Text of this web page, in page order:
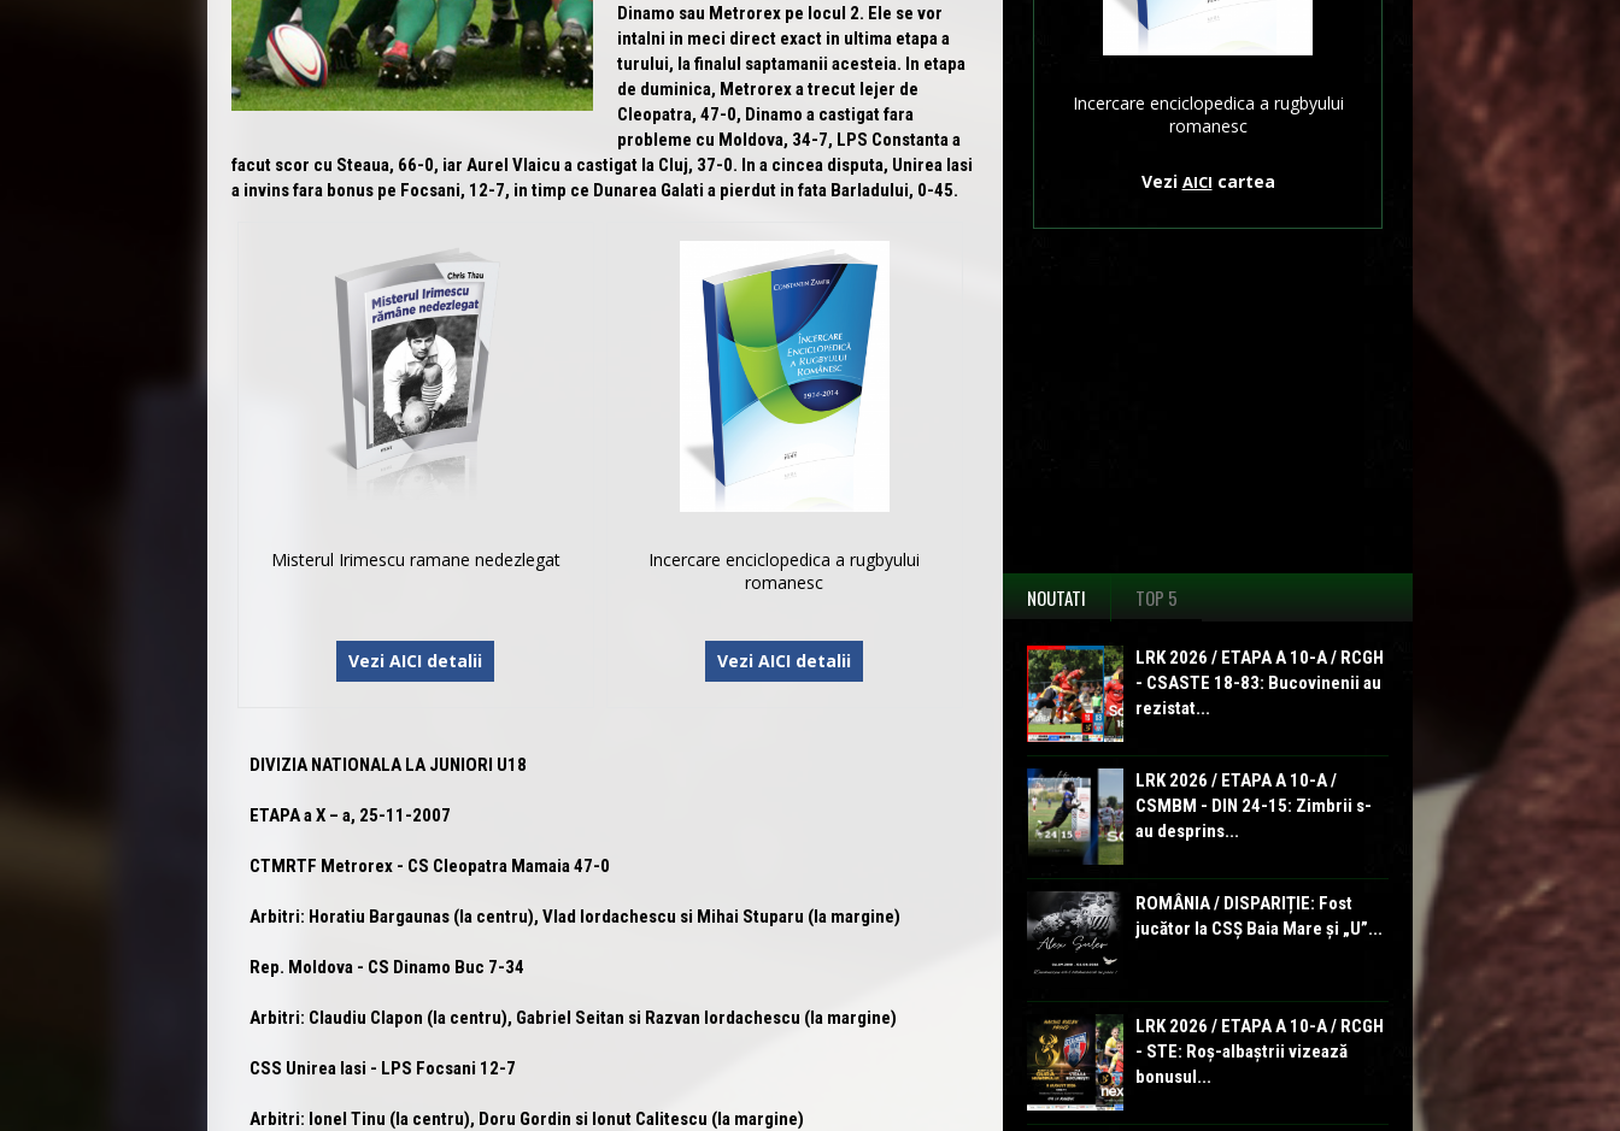
Dinamo sau Metrorex pe locul 2. Ele se vor
intalni in meci direct exact in ultima etapa a
turului, la finalul saptamanii acesteia. In etapa
de duminica, Metrorex a trecut lejer de
Cleopatra, 47-0, Dinamo a castigat fara
probleme cu Moldova, 34-7, LPS Constanta a
facut scor cu Steaua, 66-0, iar Aurel Vlaicu a castigat la Cluj, 37-0. In a cincea disputa, Unirea Iasi
a invins fara bonus pe Focsani, 12-7, in timp ce Dunarea Galati a pierdut in fata Barladului, 0-45.
Misterul Irimescu ramane nedezlegat
Vezi AICI detalii
Incercare enciclopedica a rugbyului
romanesc
Vezi AICI detalii
DIVIZIA NATIONALA LA JUNIORI U18
ETAPA a X – a, 25-11-2007
CTMRTF Metrorex - CS Cleopatra Mamaia 47-0
Arbitri: Horatiu Bargaunas (la centru), Vlad Iordachescu si Mihai Stuparu (la margine)
Rep. Moldova - CS Dinamo Buc 7-34
Arbitri: Claudiu Clapon (la centru), Gabriel Seitan si Razvan Iordachescu (la margine)
CSS Unirea Iasi - LPS Focsani 12-7
Arbitri: Ionel Tinu (la centru), Doru Gordin si Ionut Calitescu (la margine)
Incercare enciclopedica a rugbyului
romanesc
Vezi AICI cartea
NOUTATI TOP 5
LRK 2026 / ETAPA A 10-A / RCGH
- CSASTE 18-83: Bucovinenii au
rezistat...
LRK 2026 / ETAPA A 10-A /
CSMBM - DIN 24-15: Zimbrii s-
au desprins...
ROMÂNIA / DISPARIȚIE: Fost
jucător la CSȘ Baia Mare și „U”...
LRK 2026 / ETAPA A 10-A / RCGH
- STE: Roș-albaștrii vizează
bonusul...